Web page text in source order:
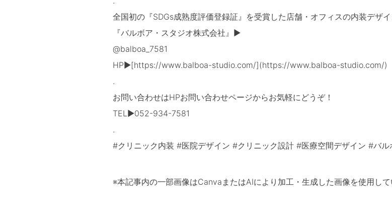
全国初の『SDGs成熟度評価登録証』を受賞した店舗・オフィスの内装デザ
『バルボア・スタジオ株式会社』▶
@balboa_7581
HP▶[https://www.balboa-studio.com/](https://www.balboa-studio.com/)
.
お問い合わせはHPお問い合わせページからお気軽にどうぞ！
TEL▶052-934-7581
.
#クリニック内装 #医院デザイン #クリニック設計 #医療空間デザイン #バル
※本記事内の一部画像はCanvaまたはAIにより加工・生成した画像を使用して